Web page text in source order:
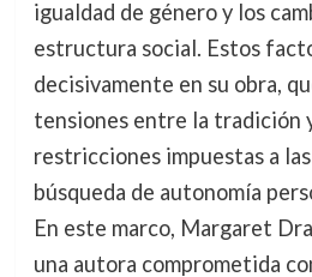
igualdad de género y los
estructura social. Estos
decisivamente en su obra,
tensiones entre la tradición
restricciones impuestas a
búsqueda de autonomía
En este marco, Margaret
una autora comprometida